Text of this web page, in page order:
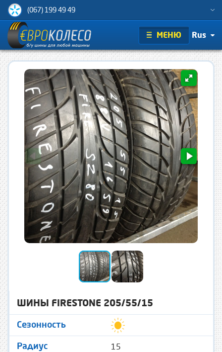
(067) 199 49 49
МЕНЮ Rus
ШИНЫ FIRESTONE 205/55/15
Сезонность
Радиус 15